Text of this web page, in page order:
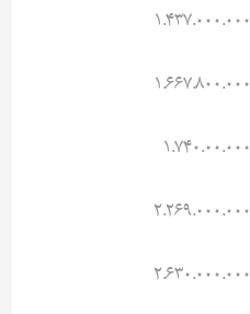
۱.۴۳۷.۰۰۰.۰۰۰
۱.۶۶۷.۸۰۰.۰۰۰
۱.۷۴۰.۰۰.۰۰۰
۲.۲۶۹.۰۰۰.۰۰۰
۲.۶۳۰.۰۰۰.۰۰۰